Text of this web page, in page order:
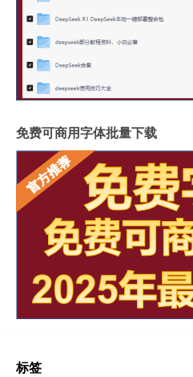
免费可商用字体批量下载
标签